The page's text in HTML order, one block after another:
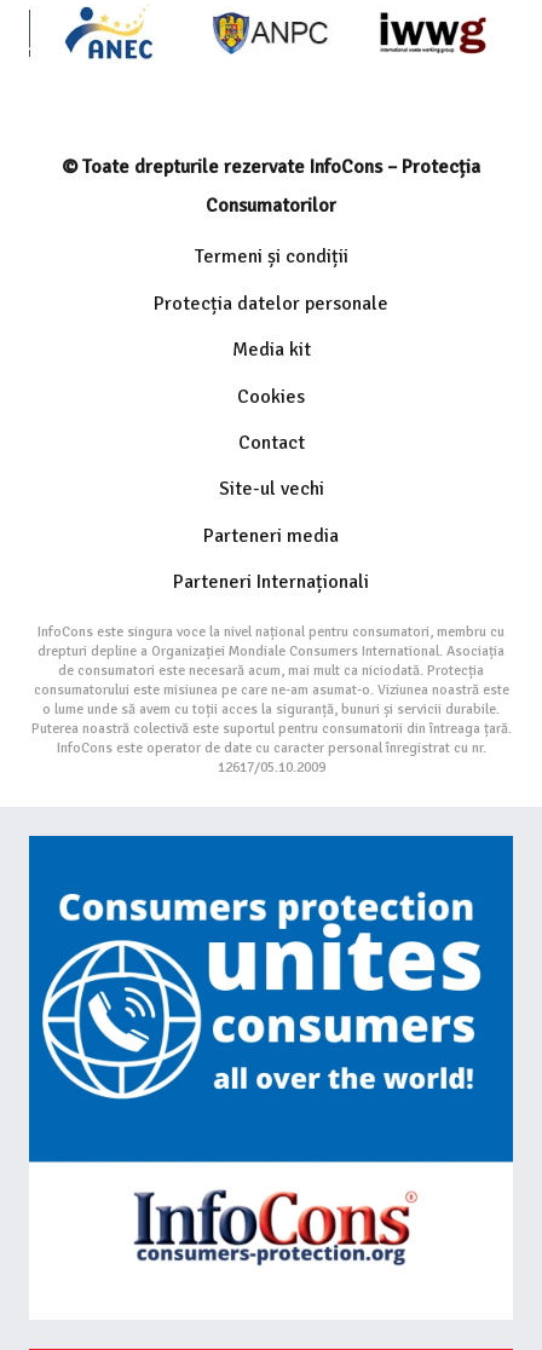
© Toate drepturile rezervate InfoCons – Protecția
Consumatorilor
Termeni și condiții
Protecția datelor personale
Media kit
Cookies
Contact
Site-ul vechi
Parteneri media
Parteneri Internaționali
InfoCons este singura voce la nivel național pentru consumatori, membru cu
drepturi depline a Organizației Mondiale Consumers International. Asociația
de consumatori este necesară acum, mai mult ca niciodată. Protecția
consumatorului este misiunea pe care ne-am asumat-o. Viziunea noastră este
o lume unde să avem cu toții acces la siguranță, bunuri și servicii durabile.
Puterea noastră colectivă este suportul pentru consumatorii din întreaga țară.
InfoCons este operator de date cu caracter personal înregistrat cu nr.
12617/05.10.2009